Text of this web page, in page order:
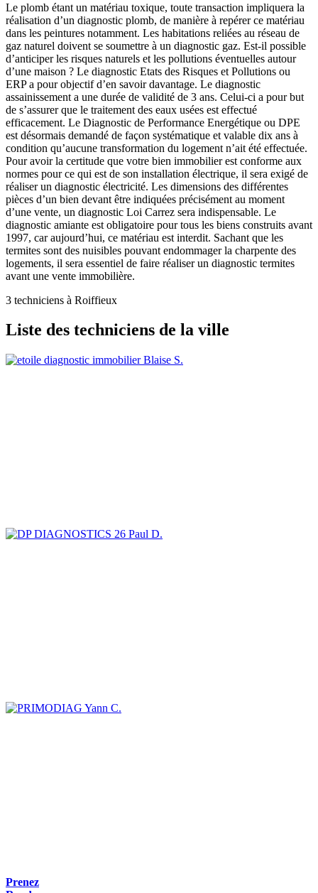
Le plomb étant un matériau toxique, toute transaction impliquera la
réalisation d’un diagnostic plomb, de manière à repérer ce matériau
dans les peintures notamment. Les habitations reliées au réseau de
gaz naturel doivent se soumettre à un diagnostic gaz. Est-il possible
d’anticiper les risques naturels et les pollutions éventuelles autour
d’une maison ? Le diagnostic Etats des Risques et Pollutions ou
ERP a pour objectif d’en savoir davantage. Le diagnostic
assainissement a une durée de validité de 3 ans. Celui-ci a pour but
de s’assurer que le traitement des eaux usées est effectué
efficacement. Le Diagnostic de Performance Energétique ou DPE
est désormais demandé de façon systématique et valable dix ans à
condition qu’aucune transformation du logement n’ait été effectuée.
Pour avoir la certitude que votre bien immobilier est conforme aux
normes pour ce qui est de son installation électrique, il sera exigé de
réaliser un diagnostic électricité. Les dimensions des différentes
pièces d’un bien devant être indiquées précisément au moment
d’une vente, un diagnostic Loi Carrez sera indispensable. Le
diagnostic amiante est obligatoire pour tous les biens construits avant
1997, car aujourd’hui, ce matériau est interdit. Sachant que les
termites sont des nuisibles pouvant endommager la charpente des
logements, il sera essentiel de faire réaliser un diagnostic termites
avant une vente immobilière.
3 techniciens à Roiffieux
Liste des techniciens de la ville
Blaise S.
Paul D.
Yann C.
Prenez